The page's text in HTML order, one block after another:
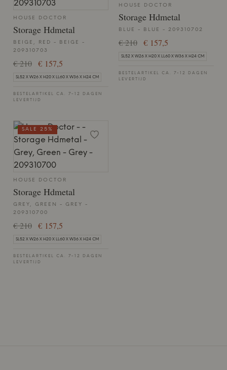
HOUSE DOCTOR
Storage Hdmetal
BEIGE, RED - BEIGE -
209310703
€ 210 € 157,5
SL52 X W26 X H20 X LL60 X W36 X H24 CM
BESTELARTIKEL CA. 7-12 DAGEN
LEVERTIJD
HOUSE DOCTOR
Storage Hdmetal
BLUE - BLUE - 209310702
€ 210 € 157,5
SL52 X W26 X H20 X LL60 X W36 X H24 CM
BESTELARTIKEL CA. 7-12 DAGEN
LEVERTIJD
HOUSE DOCTOR
Storage Hdmetal
GREY, GREEN - GREY -
209310700
€ 210 € 157,5
SL52 X W26 X H20 X LL60 X W36 X H24 CM
BESTELARTIKEL CA. 7-12 DAGEN
LEVERTIJD
SALE 25%